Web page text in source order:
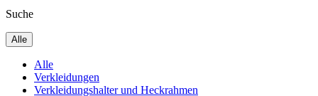
Suche
Alle
Alle
Verkleidungen
Verkleidungshalter und Heckrahmen